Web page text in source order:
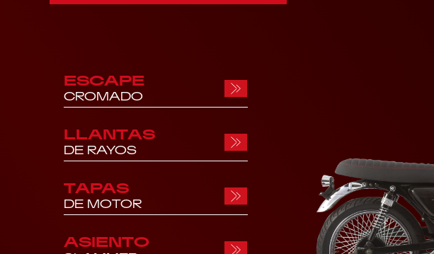
ESCAPE
CROMADO
LLANTAS
DE RAYOS
TAPAS
DE MOTOR
ASIENTO